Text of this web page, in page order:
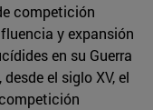
competición
y expansión
en su Guerra
el siglo XV, el